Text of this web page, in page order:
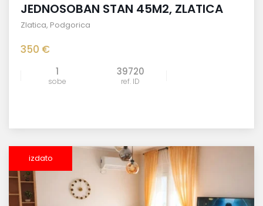
JEDNOSOBAN STAN 45M2, ZLATICA
Zlatica, Podgorica
350 €
1
sobe
39720
ref. ID
izdato